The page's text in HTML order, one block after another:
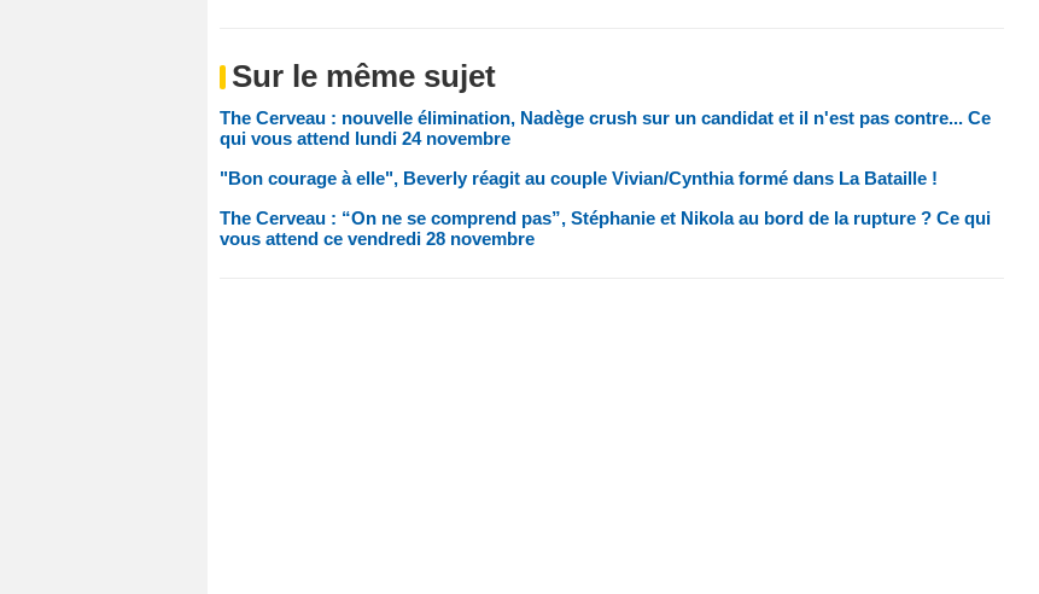
Sur le même sujet
The Cerveau : nouvelle élimination, Nadège crush sur un candidat et il n'est pas contre... Ce
qui vous attend lundi 24 novembre
"Bon courage à elle", Beverly réagit au couple Vivian/Cynthia formé dans La Bataille !
The Cerveau : “On ne se comprend pas”, Stéphanie et Nikola au bord de la rupture ? Ce qui
vous attend ce vendredi 28 novembre